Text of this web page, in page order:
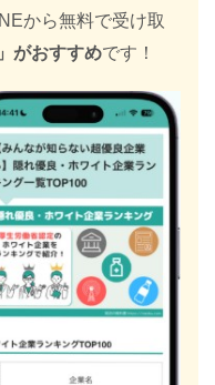
から無料で受け取
」がおすすめです！